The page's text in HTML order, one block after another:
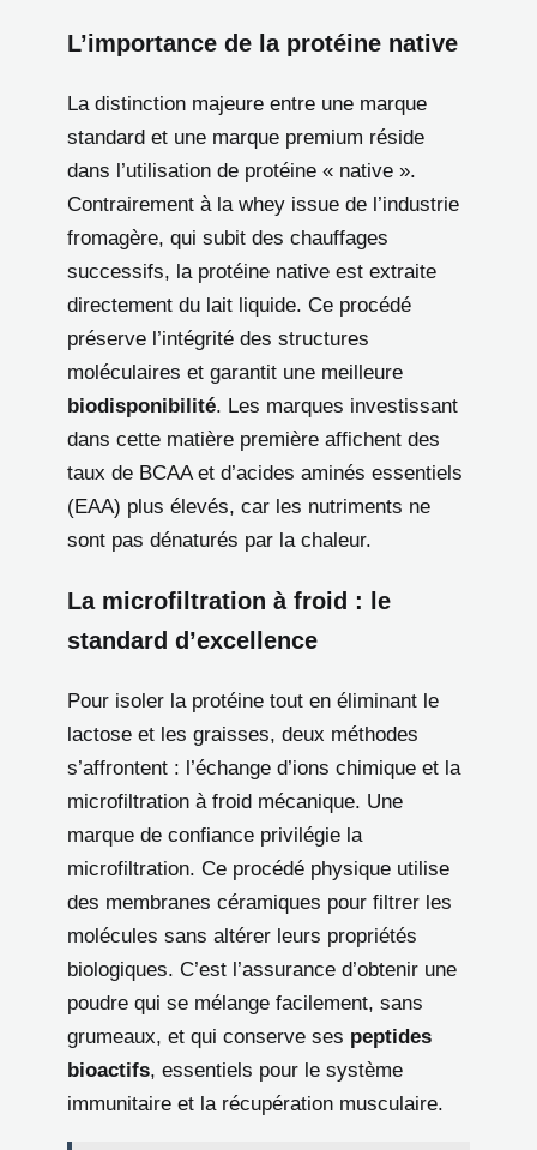
L’importance de la protéine native
La distinction majeure entre une marque
standard et une marque premium réside
dans l’utilisation de protéine « native ».
Contrairement à la whey issue de l’industrie
fromagère, qui subit des chauffages
successifs, la protéine native est extraite
directement du lait liquide. Ce procédé
préserve l’intégrité des structures
moléculaires et garantit une meilleure
biodisponibilité. Les marques investissant
dans cette matière première affichent des
taux de BCAA et d’acides aminés essentiels
(EAA) plus élevés, car les nutriments ne
sont pas dénaturés par la chaleur.
La microfiltration à froid : le
standard d’excellence
Pour isoler la protéine tout en éliminant le
lactose et les graisses, deux méthodes
s’affrontent : l’échange d’ions chimique et la
microfiltration à froid mécanique. Une
marque de confiance privilégie la
microfiltration. Ce procédé physique utilise
des membranes céramiques pour filtrer les
molécules sans altérer leurs propriétés
biologiques. C’est l’assurance d’obtenir une
poudre qui se mélange facilement, sans
grumeaux, et qui conserve ses peptides
bioactifs, essentiels pour le système
immunitaire et la récupération musculaire.